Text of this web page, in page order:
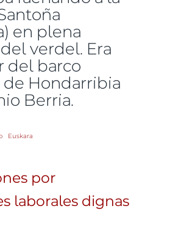
en plena
verdel. Era
del barco
Hondarribia
Berria.
que las condiciones laborales se encuentran
Euskara
por
laborales dignas